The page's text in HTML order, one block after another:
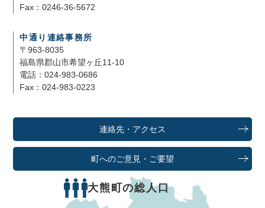
Fax：0246-36-5672
中通り連絡事務所
〒963-8035
福島県郡山市希望ヶ丘11-10
電話：024-983-0686
Fax：024-983-0223
連絡先・アクセス
町へのご意見・ご要望
大熊町の総人口